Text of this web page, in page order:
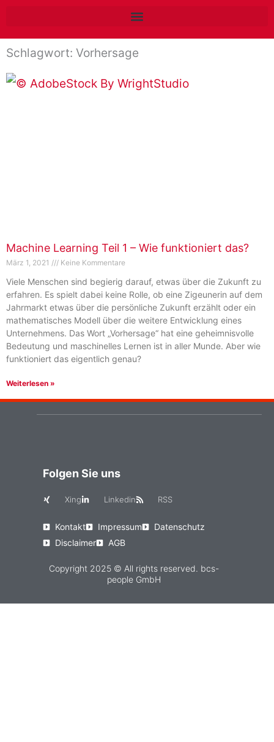
springen
Schlagwort: Vorhersage
Machine Learning Teil 1 – Wie funktioniert das?
März 1, 2021 Keine Kommentare
Viele Menschen sind begierig darauf, etwas über die Zukunft zu
erfahren. Es spielt dabei keine Rolle, ob eine Zigeunerin auf dem
Jahrmarkt etwas über die persönliche Zukunft erzählt oder ein
mathematisches Modell über die weitere Entwicklung eines
Unternehmens. Das Wort „Vorhersage“ hat eine geheimnisvolle
Bedeutung und maschinelles Lernen ist in aller Munde. Aber wie
funktioniert das eigentlich genau?
Weiterlesen »
Folgen Sie uns
Xing Linkedin RSS
Kontakt Impressum
Datenschutz
Disclaimer
AGB
Copyright 2025 © All rights reserved. bcs-
people GmbH